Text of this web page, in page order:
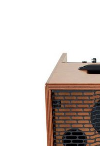
Elektrische gitaren
Herstellingen
Klassieke gitaren